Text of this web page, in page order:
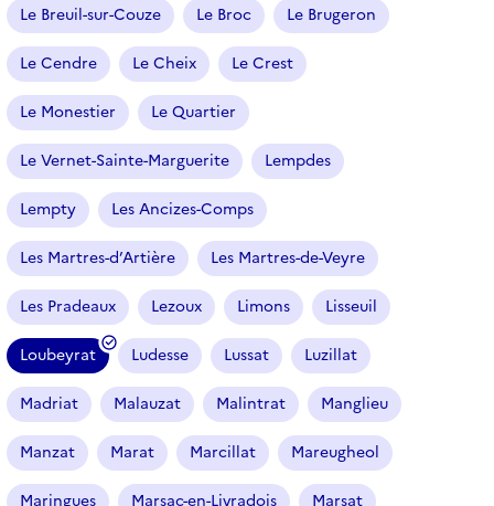
Le Breuil-sur-Couze Le Broc Le Brugeron
Le Cendre Le Cheix Le Crest
Le Monestier Le Quartier
Le Vernet-Sainte-Marguerite Lempdes
Lempty Les Ancizes-Comps
Les Martres-d’Artière Les Martres-de-Veyre
Les Pradeaux Lezoux Limons Lisseuil
Loubeyrat
(
f
i
l
t
r
Ludesse Lussat Luzillat
Madriat Malauzat Malintrat Manglieu
Manzat Marat Marcillat Mareugheol
Maringues Marsac-en-Livradois Marsat